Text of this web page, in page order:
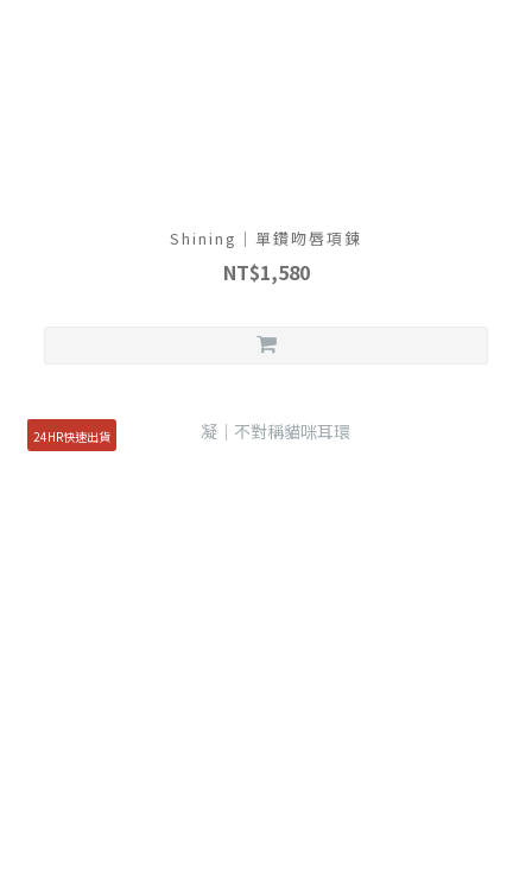
Shining｜單鑽吻唇項鍊
NT$1,580
24HR快速出貨